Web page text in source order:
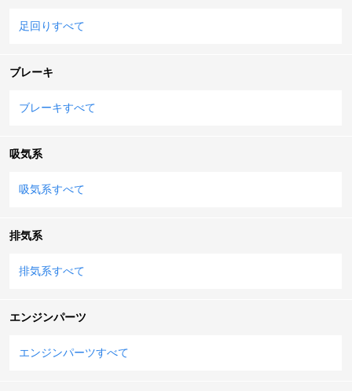
足回りすべて
ブレーキ
ブレーキすべて
吸気系
吸気系すべて
排気系
排気系すべて
エンジンパーツ
エンジンパーツすべて